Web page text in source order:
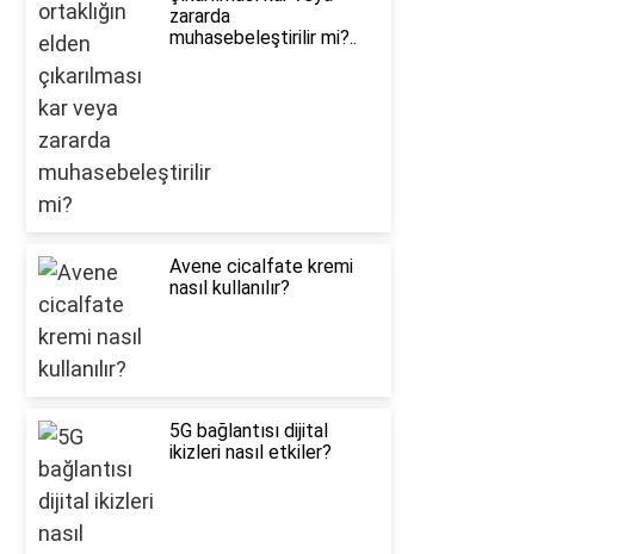
zararda
muhasebeleştirilir mi?..
Avene cicalfate kremi
nasıl kullanılır?
5G bağlantısı dijital
ikizleri nasıl etkiler?